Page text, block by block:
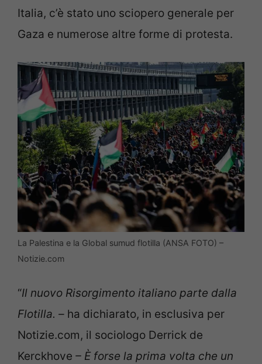
Italia, c’è stato uno sciopero generale per
Gaza e numerose altre forme di protesta.
La Palestina e la Global sumud flotilla (ANSA FOTO) –
Notizie.com
“Il nuovo Risorgimento italiano parte dalla
Flotilla. – ha dichiarato, in esclusiva per
Notizie.com, il sociologo Derrick de
Kerckhove – È forse la prima volta che un